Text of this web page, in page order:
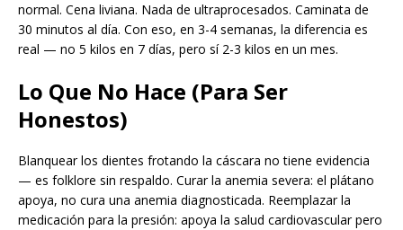
normal. Cena liviana. Nada de ultraprocesados. Caminata de
30 minutos al día. Con eso, en 3-4 semanas, la diferencia es
real — no 5 kilos en 7 días, pero sí 2-3 kilos en un mes.
Lo Que No Hace (Para Ser
Honestos)
Blanquear los dientes frotando la cáscara no tiene evidencia
— es folklore sin respaldo. Curar la anemia severa: el plátano
apoya, no cura una anemia diagnosticada. Reemplazar la
medicación para la presión: apoya la salud cardiovascular pero